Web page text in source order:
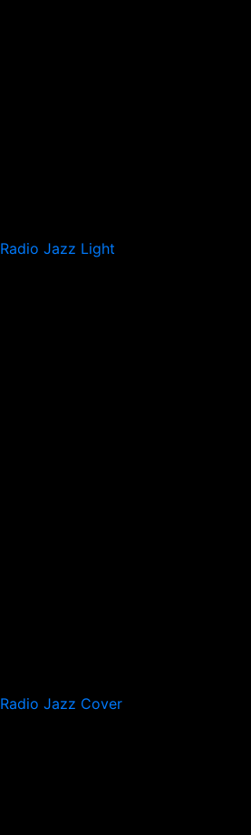
Radio Jazz Light
Radio Jazz Cover